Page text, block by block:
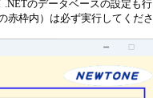
のデータベースの設定も行
赤枠内）は必ず実行してくださ